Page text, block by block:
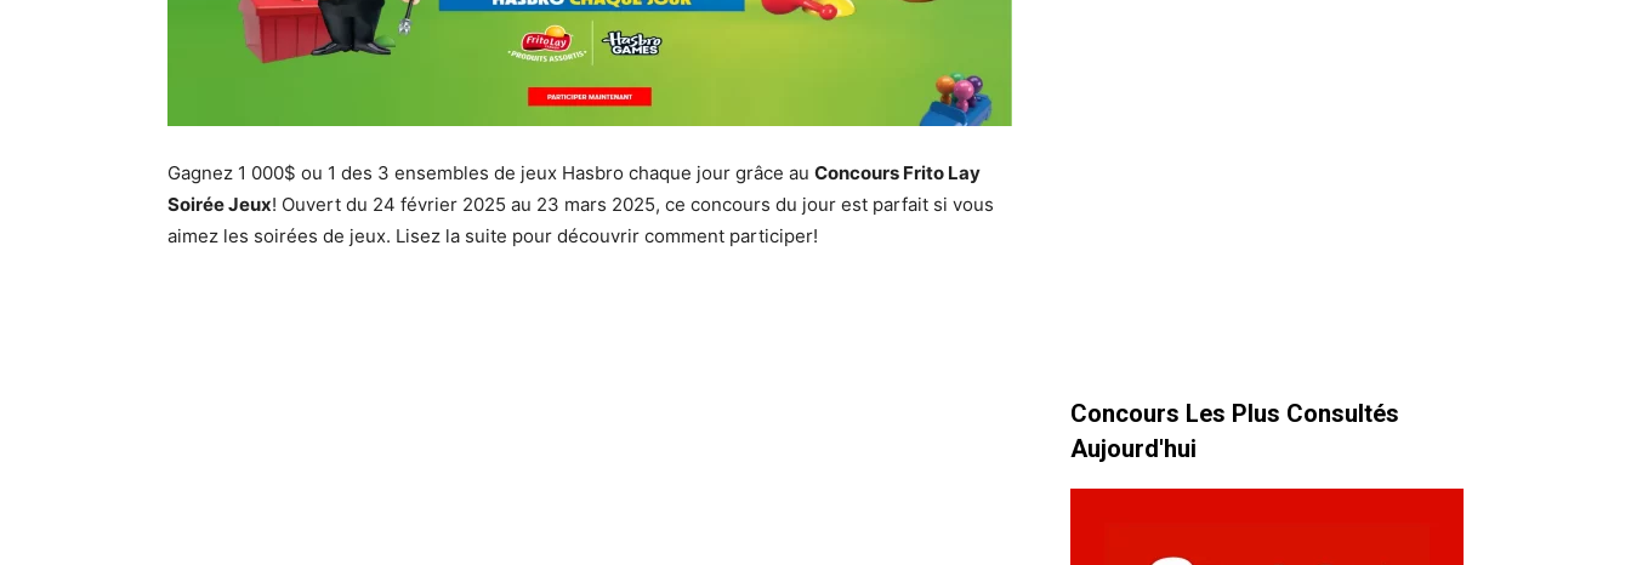
Gagnez 1 000$ ou 1 des 3 ensembles de jeux Hasbro chaque jour grâce au Concours Frito Lay
Soirée Jeux! Ouvert du 24 février 2025 au 23 mars 2025, ce concours du jour est parfait si vous
aimez les soirées de jeux. Lisez la suite pour découvrir comment participer!
Concours Les Plus Consultés
Aujourd'hui